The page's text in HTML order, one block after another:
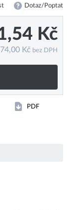
Dotaz/Poptat
Kč
Kč bez DPH
PDF